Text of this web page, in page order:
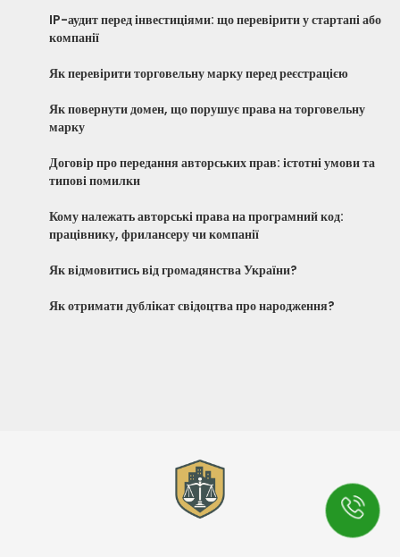
IP-аудит перед інвестиціями: що перевірити у стартапі або
компанії
Як перевірити торговельну марку перед реєстрацією
Як повернути домен, що порушує права на торговельну
марку
Договір про передання авторських прав: істотні умови та
типові помилки
Кому належать авторські права на програмний код:
працівнику, фрилансеру чи компанії
Як відмовитись від громадянства України?
Як отримати дублікат свідоцтва про народження?